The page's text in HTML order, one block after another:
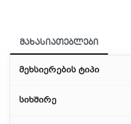
მახასიათებლები
მეხსიერების ტიპი
სიხშირე